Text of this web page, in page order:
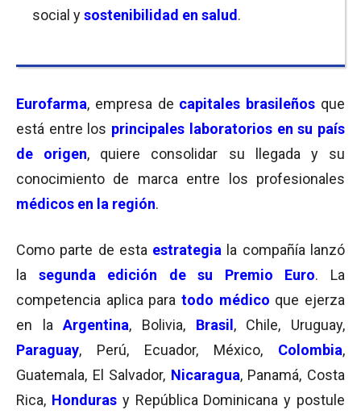
social ysostenibilidad en salud .
Eurofarma, empresa de capitales brasileños que
está entre los principales laboratorios en su país
de origen, quiere consolidar su llegada y su
conocimiento de marca entre los profesionales
médicos en la región.
Como parte de esta estrategia la compañía lanzó
la segunda edición de su Premio Euro. La
competencia aplica para todo médico que ejerza
en la Argentina, Bolivia, Brasil , Chile, Uruguay,
Paraguay, Perú, Ecuador, México, Colombia,
Guatemala, El Salvador, Nicaragua, Panamá, Costa
Rica, Hondurasy República Dominicana y postule